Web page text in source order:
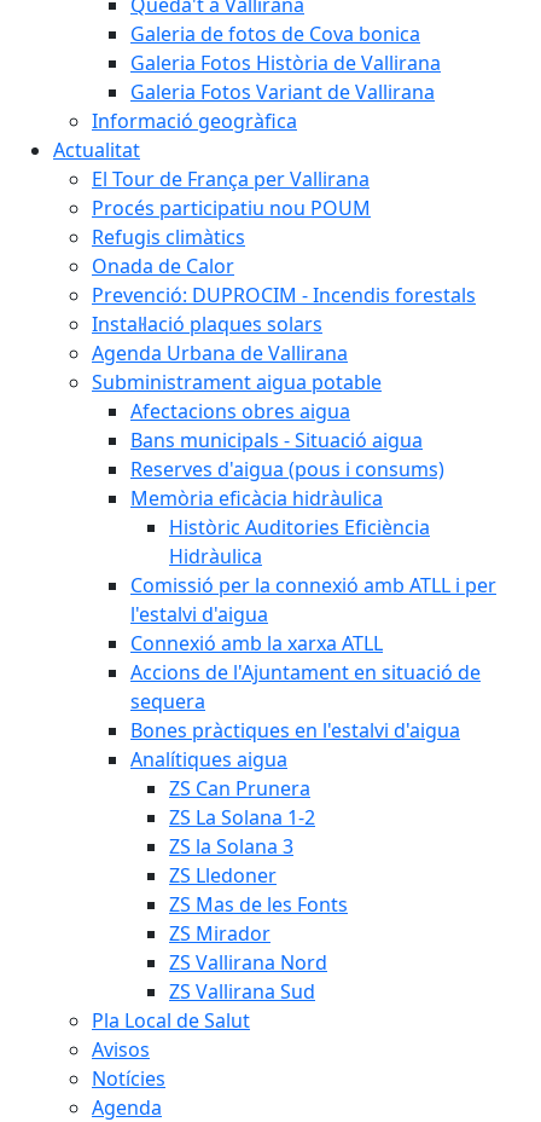
Galeria de fotos de Cova bonica
Galeria Fotos Història de Vallirana
Galeria Fotos Variant de Vallirana
Informació geogràfica
Actualitat
El Tour de França per Vallirana
Procés participatiu nou POUM
Refugis climàtics
Onada de Calor
Prevenció: DUPROCIM - Incendis forestals
Instal·lació plaques solars
Agenda Urbana de Vallirana
Subministrament aigua potable
Afectacions obres aigua
Bans municipals - Situació aigua
Reserves d'aigua (pous i consums)
Memòria eficàcia hidràulica
Històric Auditories Eficiència
Hidràulica
Comissió per la connexió amb ATLL i per
l'estalvi d'aigua
Connexió amb la xarxa ATLL
Accions de l'Ajuntament en situació de
sequera
Bones pràctiques en l'estalvi d'aigua
Analítiques aigua
ZS Can Prunera
ZS La Solana 1-2
ZS la Solana 3
ZS Lledoner
ZS Mas de les Fonts
ZS Mirador
ZS Vallirana Nord
ZS Vallirana Sud
Pla Local de Salut
Avisos
Notícies
Agenda